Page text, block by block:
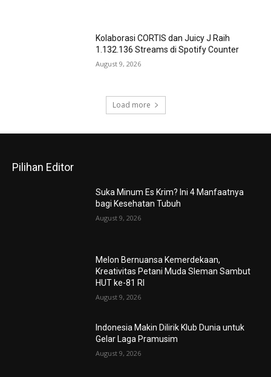
Kolaborasi CORTIS dan Juicy J Raih
1.132.136 Streams di Spotify Counter
August 9, 2026
Load more
Pilihan Editor
Suka Minum Es Krim? Ini 4 Manfaatnya
bagi Kesehatan Tubuh
August 9, 2026
Melon Bernuansa Kemerdekaan,
Kreativitas Petani Muda Sleman Sambut
HUT ke-81 RI
August 9, 2026
Indonesia Makin Dilirik Klub Dunia untuk
Gelar Laga Pramusim
August 9, 2026